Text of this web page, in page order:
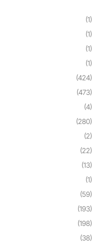
(1)
(1)
(1)
(1)
(424)
(473)
(4)
(280)
(2)
(22)
(13)
(1)
(59)
(193)
(198)
(38)